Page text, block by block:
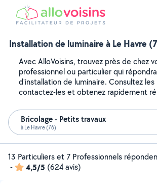
Installation de luminaire à Le Havre
Avec AlloVoisins, trouvez près de chez
professionnel ou particulier qui
d'installation de luminaire. Consultez les
contactez-les et obtenez rapidement
Bricolage - Petits travaux
à Le Havre (76)
13 Particuliers et 7 Professionnels
-
4,5/5 (624 avis)